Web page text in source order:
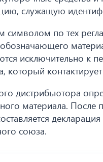
служащую
по тех
исключительно к
который
дистрибьютора
материала. После
союза.